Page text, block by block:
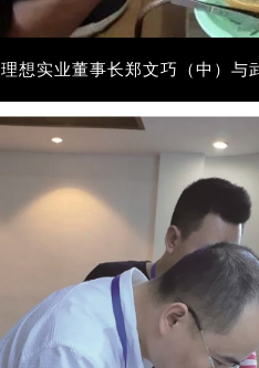
理想实业董事长郑文巧（中）与